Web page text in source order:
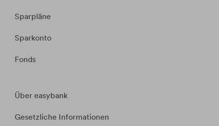
Sparpläne
Sparkonto
Fonds
Über easybank
Gesetzliche Informationen